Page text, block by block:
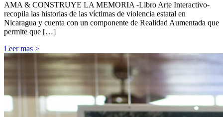
AMA & CONSTRUYE LA MEMORIA -Libro Arte Interactivo-
recopila las historias de las víctimas de violencia estatal en
Nicaragua y cuenta con un componente de Realidad Aumentada que
permite que […]
Leer mas >